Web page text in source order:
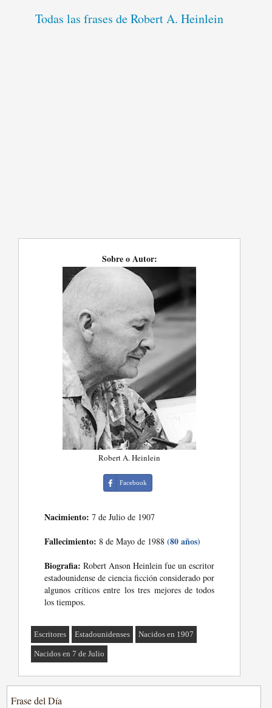
Todas las frases de Robert A. Heinlein
Sobre o Autor:
Robert A. Heinlein
Facebook
Nacimiento: 7 de Julio de 1907
Fallecimiento: 8 de Mayo de 1988(80 años)
Biografia: Robert Anson Heinlein fue un escritor
estadounidense de ciencia ficción considerado por
algunos críticos entre los tres mejores de todos
los tiempos.
Escritores Estadounidenses Nacidos en 1907
Nacidos en 7 de Julio
Frase del Día